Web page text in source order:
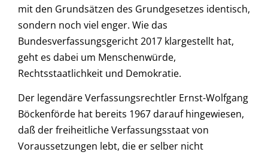
mit den Grundsätzen des Grundgesetzes identisch,
sondern noch viel enger. Wie das
Bundesverfassungsgericht 2017 klargestellt hat,
geht es dabei um Menschenwürde,
Rechtsstaatlichkeit und Demokratie.
Der legendäre Verfassungsrechtler Ernst-Wolfgang
Böckenförde hat bereits 1967 darauf hingewiesen,
daß der freiheitliche Verfassungsstaat von
Voraussetzungen lebt, die er selber nicht